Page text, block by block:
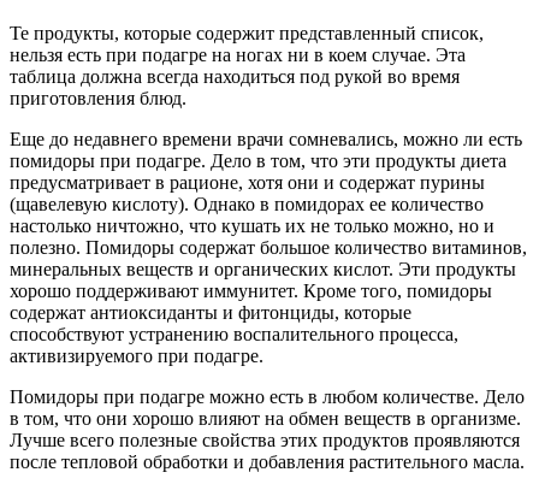
Те продукты, которые содержит представленный список,
нельзя есть при подагре на ногах ни в коем случае. Эта
таблица должна всегда находиться под рукой во время
приготовления блюд.
Еще до недавнего времени врачи сомневались, можно ли есть
помидоры при подагре. Дело в том, что эти продукты диета
предусматривает в рационе, хотя они и содержат пурины
(щавелевую кислоту). Однако в помидорах ее количество
настолько ничтожно, что кушать их не только можно, но и
полезно. Помидоры содержат большое количество витаминов,
минеральных веществ и органических кислот. Эти продукты
хорошо поддерживают иммунитет. Кроме того, помидоры
содержат антиоксиданты и фитонциды, которые
способствуют устранению воспалительного процесса,
активизируемого при подагре.
Помидоры при подагре можно есть в любом количестве. Дело
в том, что они хорошо влияют на обмен веществ в организме.
Лучше всего полезные свойства этих продуктов проявляются
после тепловой обработки и добавления растительного масла.